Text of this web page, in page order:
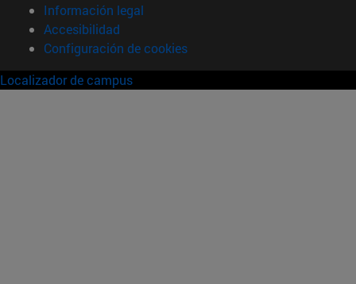
Información legal
Accesibilidad
Configuración de cookies
Localizador de campus